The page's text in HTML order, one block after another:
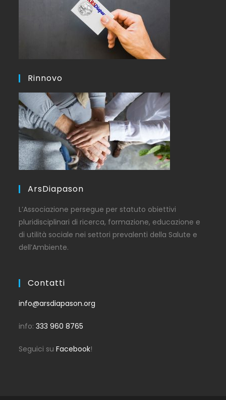
Rinnovo
ArsDiapason
L’Associazione persegue per statuto obiettivi
pluridisciplinari di ricerca, formazione, educazione e
di utilità sociale nei settori prevalenti della Salute e
dell’Ambiente.
Contatti
info@arsdiapason.org
info:333 960 8765
Seguici suFacebook!